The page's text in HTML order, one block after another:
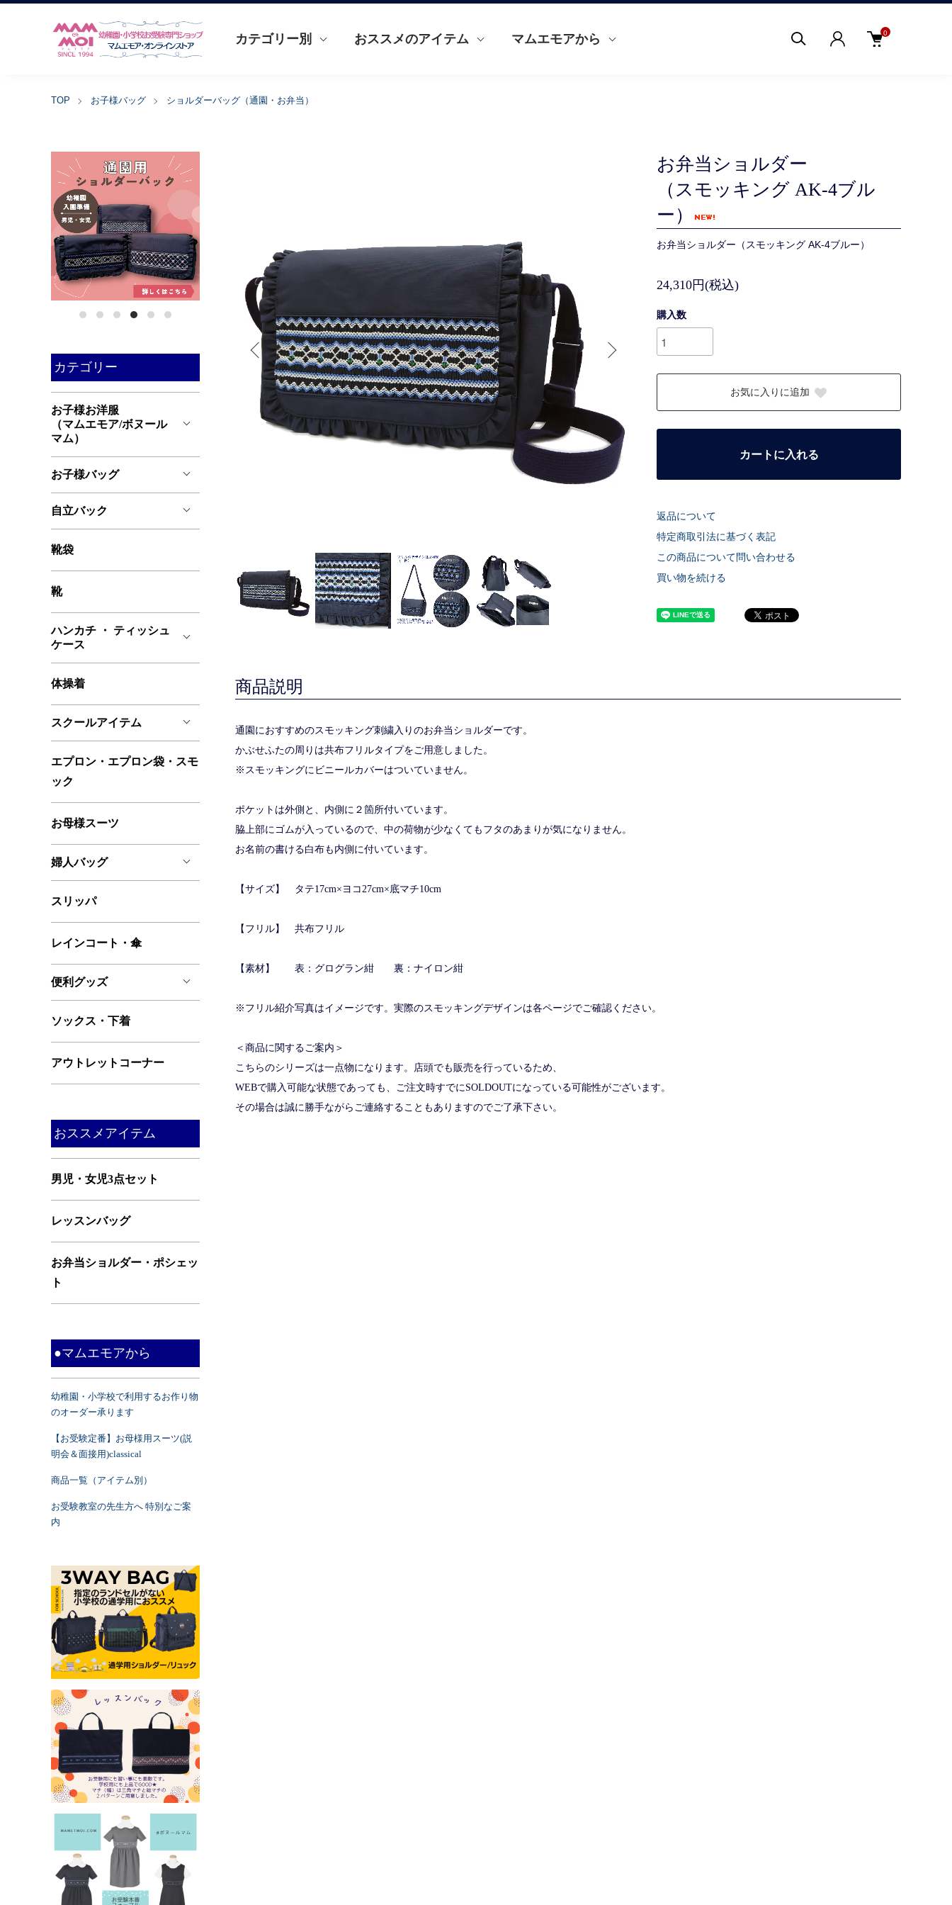
カテゴリー別 おススメのアイテム マムエモアから 0
TOP お子様バッグ ショルダーバッグ（通園・お弁当）
お弁当ショルダー
（スモッキング AK-4ブル
ー）
お弁当ショルダー（スモッキング AK-4ブルー）
24,310円(税込)
購入数
お気に入りに追加
カートに入れる
返品について
特定商取引法に基づく表記
この商品について問い合わせる
買い物を続ける
商品説明
通園におすすめのスモッキング刺繍入りのお弁当ショルダーです。
かぶせふたの周りは共布フリルタイプをご用意しました。
※スモッキングにビニールカバーはついていません。
ポケットは外側と、内側に２箇所付いています。
脇上部にゴムが入っているので、中の荷物が少なくてもフタのあまりが気になりません。
お名前の書ける白布も内側に付いています。
【サイズ】 タテ17cm×ヨコ27cm×底マチ10cm
【フリル】 共布フリル
【素材】 表：グログラン紺 裏：ナイロン紺
※フリル紹介写真はイメージです。実際のスモッキングデザインは各ページでご確認ください。
＜商品に関するご案内＞
こちらのシリーズは一点物になります。店頭でも販売を行っているため、
WEBで購入可能な状態であっても、ご注文時すでにSOLDOUTになっている可能性がございます。
その場合は誠に勝手ながらご連絡することもありますのでご了承下さい。
カテゴリー
お子様お洋服
（マムエモア/ボヌール
マム）
お子様バッグ
自立バック
靴袋
靴
ハンカチ ・ ティッシュ
ケース
体操着
スクールアイテム
エプロン・エプロン袋・スモ
ック
お母様スーツ
婦人バッグ
スリッパ
レインコート・傘
便利グッズ
ソックス・下着
アウトレットコーナー
おススメアイテム
男児・女児3点セット
レッスンバッグ
お弁当ショルダー・ポシェッ
ト
●マムエモアから
幼稚園・小学校で利用するお作り物
のオーダー承ります
【お受験定番】お母様用スーツ(説
明会＆面接用)classical
商品一覧（アイテム別）
お受験教室の先生方へ 特別なご案
内